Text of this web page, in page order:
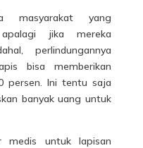
yang
jika mereka
perlindungannya
bisa memberikan
persen. Ini tentu saja
banyak uang untuk
medis untuk lapisan